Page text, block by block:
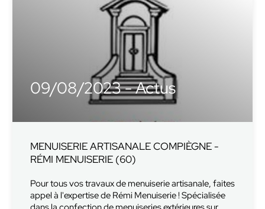
09/08/2023 - Actus
MENUISERIE ARTISANALE COMPIÈGNE -
RÉMI MENUISERIE (60)
Pour tous vos travaux de menuiserie artisanale, faites
appel à l'expertise de Rémi Menuiserie ! Spécialisée